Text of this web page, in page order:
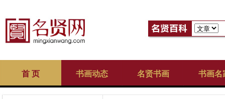
首 页 书画动态 名贤书画 书画名